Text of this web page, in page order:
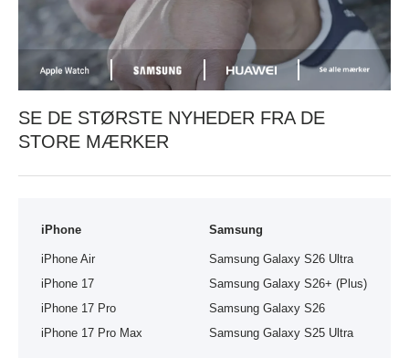
SE DE STØRSTE NYHEDER FRA DE
STORE MÆRKER
iPhone
iPhone Air
iPhone 17
iPhone 17 Pro
iPhone 17 Pro Max
Samsung
Samsung Galaxy S26 Ultra
Samsung Galaxy S26+ (Plus)
Samsung Galaxy S26
Samsung Galaxy S25 Ultra